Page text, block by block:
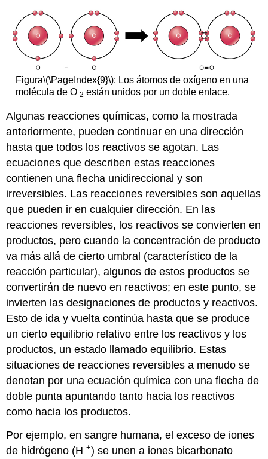
Figura\(\PageIndex{9}\): Los átomos de oxígeno en una
molécula de O 2 están unidos por un doble enlace.
Algunas reacciones químicas, como la mostrada
anteriormente, pueden continuar en una dirección
hasta que todos los reactivos se agotan. Las
ecuaciones que describen estas reacciones
contienen una flecha unidireccional y son
irreversibles. Las reacciones reversibles son aquellas
que pueden ir en cualquier dirección. En las
reacciones reversibles, los reactivos se convierten en
productos, pero cuando la concentración de producto
va más allá de cierto umbral (característico de la
reacción particular), algunos de estos productos se
convertirán de nuevo en reactivos; en este punto, se
invierten las designaciones de productos y reactivos.
Esto de ida y vuelta continúa hasta que se produce
un cierto equilibrio relativo entre los reactivos y los
productos, un estado llamadoequilibrio. Estas
situaciones de reacciones reversibles a menudo se
denotan por una ecuación química con una flecha de
doble punta apuntando tanto hacia los reactivos
como hacia los productos.
Por ejemplo, en sangre humana, el exceso de iones
de hidrógeno (H+) se unen a iones bicarbonato